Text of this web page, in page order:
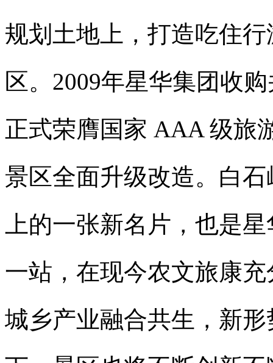
规划土地上，打造吃住
区。2009年星华集团收
正式荣膺国家 AAA 级旅
景区全面升级改造。白
上的一张新名片，也是
一站，在现今农文旅康
城乡产业融合共生，新